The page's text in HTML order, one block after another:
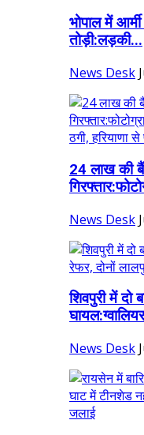
भोपाल में
तोड़ी:लड़की...
News Desk
24 लाख की
News Desk
शिवपुरी में
News Desk